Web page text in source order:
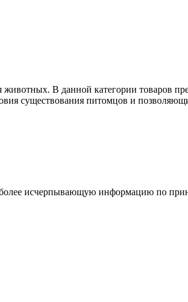
В данной категории товаров
существования питомцов и
исчерпывающую информацию по